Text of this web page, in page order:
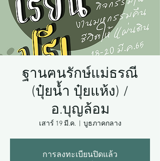
ฐานฅนรักษ์แม่ธรณี
(ปุ๋ยน้ำ ปุ๋ยแห้ง) /
อ.บุญล้อม
เสาร์ 19 มี.ค. บูธภาคกลาง
การลงทะเบียนปิดแล้ว